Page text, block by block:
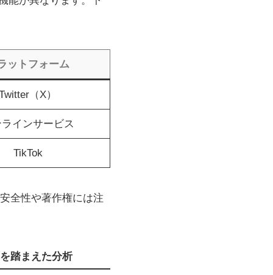
ットフォーム
（X）
インサービス
TikTok
全性や著作権には注
踏まえた分析